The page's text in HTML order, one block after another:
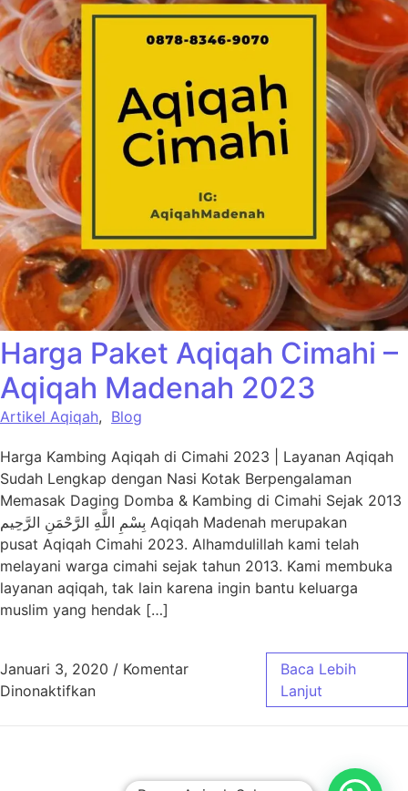
Harga Paket Aqiqah Cimahi –
Aqiqah Madenah 2023
Artikel Aqiqah, Blog
Harga Kambing Aqiqah di Cimahi 2023 | Layanan Aqiqah
Sudah Lengkap dengan Nasi Kotak Berpengalaman
Memasak Daging Domba & Kambing di Cimahi Sejak 2013
بِسْمِ اللَّهِ الرَّحْمَنِ الرَّحِيم Aqiqah Madenah merupakan
pusat Aqiqah Cimahi 2023. Alhamdulillah kami telah
melayani warga cimahi sejak tahun 2013. Kami membuka
layanan aqiqah, tak lain karena ingin bantu keluarga
muslim yang hendak […]
Januari 3, 2020 / Komentar
Dinonaktifkanpada Harga Paket Aqiqah Cimahi – Aqiqah
Baca Lebih
Lanjut